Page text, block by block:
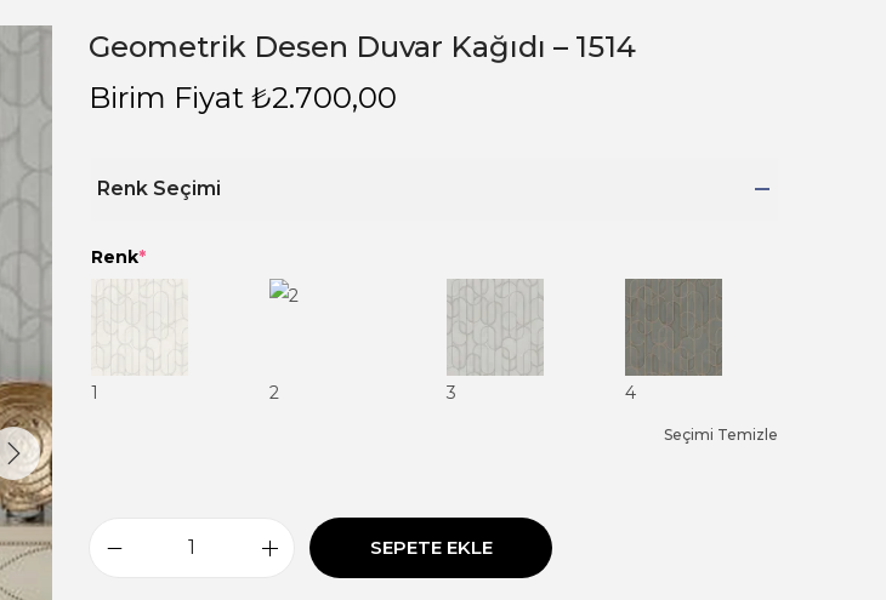
Geometrik Desen Duvar Kağıdı – 1514
Birim Fiyat ₺2.700,00
Renk Seçimi
Renk*
1 2 3 4
Seçimi Temizle
SEPETE EKLE